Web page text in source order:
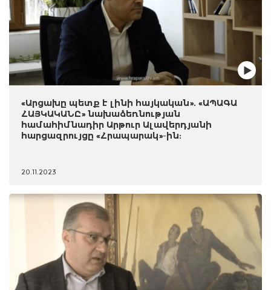
«Արցախը պետք է լինի հայկական». «ԱՊԱԳԱ
ՀԱՅԿԱԿԱՆԸ» նախաձեռնության
համահիմնադիր Արթուր Ալավերդյանի
հարցազրույցը «Հրապարակ»-ին:
20.11.2023